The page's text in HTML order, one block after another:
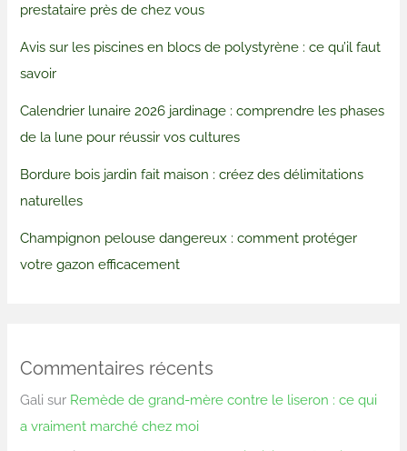
prestataire près de chez vous
Avis sur les piscines en blocs de polystyrène : ce qu’il faut
savoir
Calendrier lunaire 2026 jardinage : comprendre les phases
de la lune pour réussir vos cultures
Bordure bois jardin fait maison : créez des délimitations
naturelles
Champignon pelouse dangereux : comment protéger
votre gazon efficacement
Commentaires récents
Gali sur Remède de grand-mère contre le liseron : ce qui
a vraiment marché chez moi